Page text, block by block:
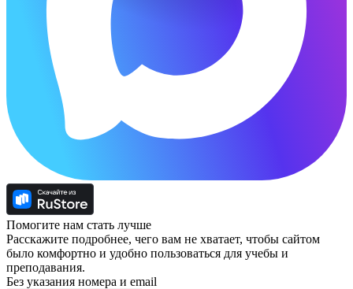
Помогите нам стать лучше
Расскажите подробнее, чего вам не хватает, чтобы сайтом
было комфортно и удобно пользоваться для учебы и
преподавания.
Без указания номера и email